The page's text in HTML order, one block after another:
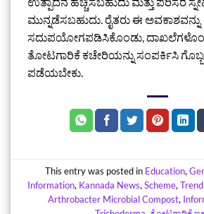
ಮುನ್ನಡೆಸಬಹುದು. ರೈತರು ಈ ಅವಕಾಶವನ್ನು
ಸದುಪಯೋಗಪಡಿಸಿಕೊಂಡು,
ತೋಟಗಾರಿಕೆ ಕಚೇರಿಯನ್ನು ಸಂಪರ್ಕಿಸಿ
ಪಡೆಯಬೇಕು.
This entry was posted in Education,
Information, Kannada News, Scheme,
Arthrobacter Microbial Compost,